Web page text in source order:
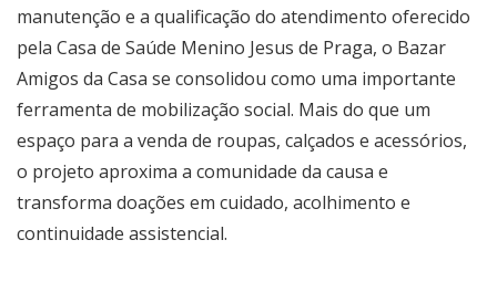
manutenção e a qualificação do atendimento oferecido
pela Casa de Saúde Menino Jesus de Praga, o Bazar
Amigos da Casa se consolidou como uma importante
ferramenta de mobilização social. Mais do que um
espaço para a venda de roupas, calçados e acessórios,
o projeto aproxima a comunidade da causa e
transforma doações em cuidado, acolhimento e
continuidade assistencial.